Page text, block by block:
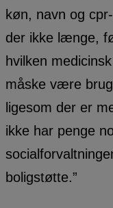
køn, navn og
der ikke længe,
hvilken
måske være
ligesom der er
ikke har penge
boligstøtte.”